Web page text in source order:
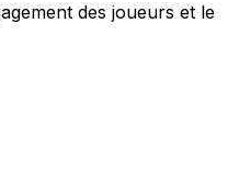
des joueurs et le